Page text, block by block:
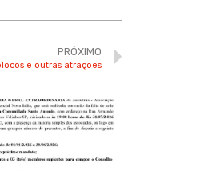
PRÓXIMO
e outras atrações